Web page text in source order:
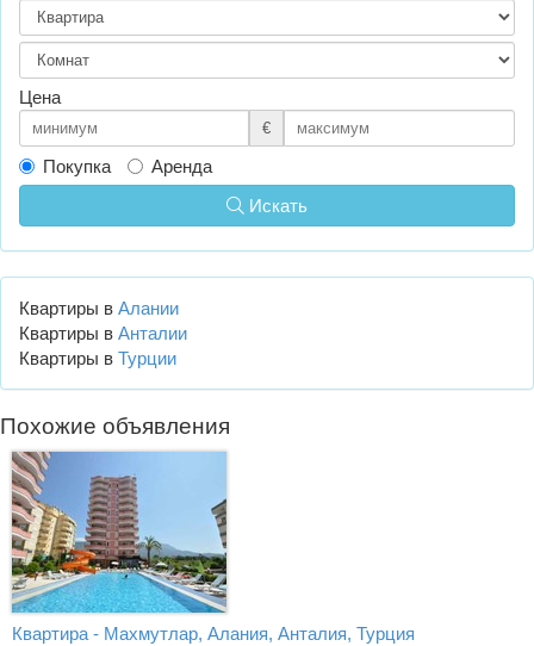
Цена
€
Покупка
Аренда
Искать
Квартиры в Алании
Квартиры в Анталии
Квартиры в Турции
Похожие объявления
Квартира - Махмутлар, Алания, Анталия, Турция